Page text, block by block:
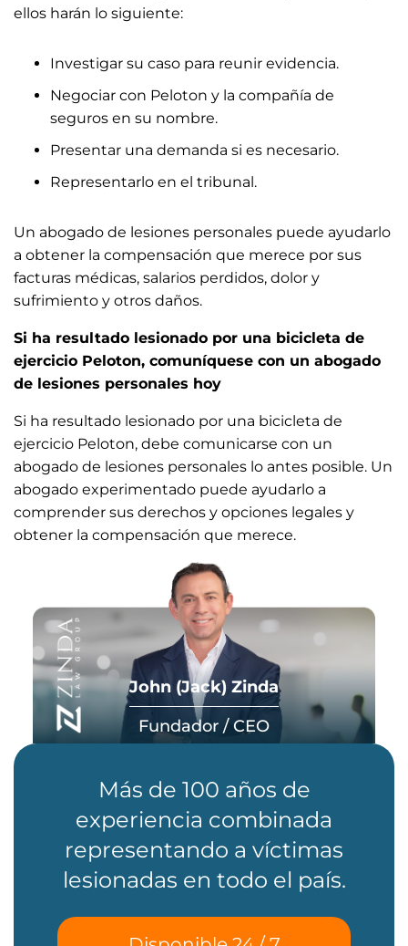
ellos harán lo siguiente:
Investigar su caso para reunir evidencia.
Negociar con Peloton y la compañía de
seguros en su nombre.
Presentar una demanda si es necesario.
Representarlo en el tribunal.
Un abogado de lesiones personales puede ayudarlo
a obtener la compensación que merece por sus
facturas médicas, salarios perdidos, dolor y
sufrimiento y otros daños.
Si ha resultado lesionado por una bicicleta de
ejercicio Peloton, comuníquese con un abogado
de lesiones personales hoy
Si ha resultado lesionado por una bicicleta de
ejercicio Peloton, debe comunicarse con un
abogado de lesiones personales lo antes posible. Un
abogado experimentado puede ayudarlo a
comprender sus derechos y opciones legales y
obtener la compensación que merece.
John (Jack) Zinda
Fundador / CEO
Más de 100 años de
experiencia combinada
representando a víctimas
lesionadas en todo el país.